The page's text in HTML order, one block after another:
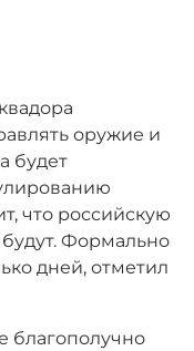
оружие и
будет
что российскую
Формально
дней, отметил
благополучно